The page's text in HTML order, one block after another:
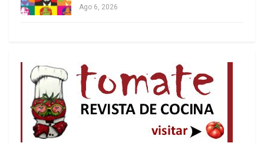
lo sabemos, es la reserva estratégica de
Washington, y nada de lo que aquí pase en
términos políticos escapa a su control. Con
absoluta seguridad hay agentes del imperio
trabajando a toda máquina en Nicaragua. Pero
Ago 6, 2026